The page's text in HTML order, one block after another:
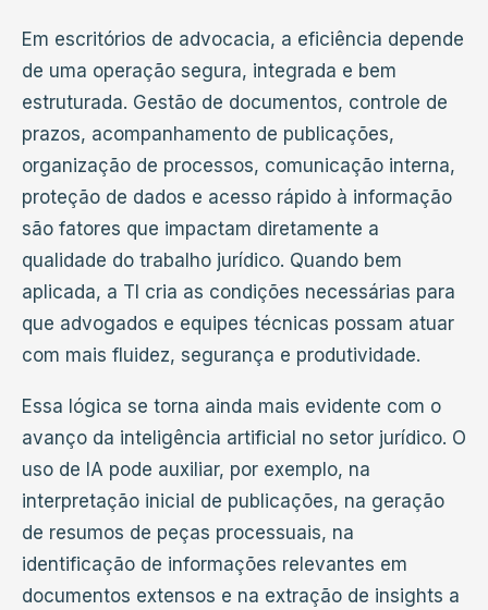
Em escritórios de advocacia, a eficiência depende
de uma operação segura, integrada e bem
estruturada. Gestão de documentos, controle de
prazos, acompanhamento de publicações,
organização de processos, comunicação interna,
proteção de dados e acesso rápido à informação
são fatores que impactam diretamente a
qualidade do trabalho jurídico. Quando bem
aplicada, a TI cria as condições necessárias para
que advogados e equipes técnicas possam atuar
com mais fluidez, segurança e produtividade.
Essa lógica se torna ainda mais evidente com o
avanço da inteligência artificial no setor jurídico. O
uso de IA pode auxiliar, por exemplo, na
interpretação inicial de publicações, na geração
de resumos de peças processuais, na
identificação de informações relevantes em
documentos extensos e na extração de insights a